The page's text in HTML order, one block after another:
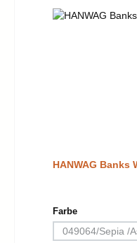
HANWAG Banks
Farbeauswählen
049064/Sepia /